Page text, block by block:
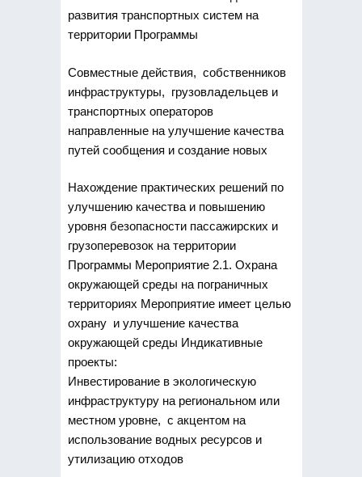
развития транспортных систем на
территории Программы
Совместные действия, собственников
инфраструктуры, грузовладельцев и
транспортных операторов
направленные на улучшение качества
путей сообщения и создание новых
Нахождение практических решений по
улучшению качества и повышению
уровня безопасности пассажирских и
грузоперевозок на территории
Программы Мероприятие 2.1. Охрана
окружающей среды на пограничных
территориях Мероприятие имеет целью
охрану и улучшение качества
окружающей среды Индикативные
проекты:
Инвестирование в экологическую
инфраструктуру на региональном или
местном уровне, с акцентом на
использование водных ресурсов и
утилизацию отходов